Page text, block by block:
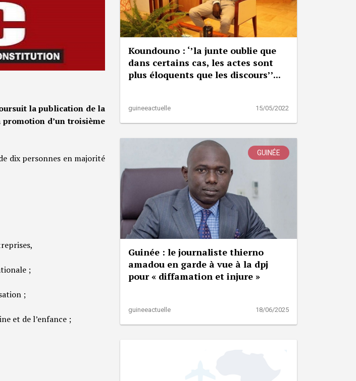
la publication de la
d’un troisième
dix personnes en majorité
;
;
et de l’enfance ;
Koundouno : ‘’la junte oublie que
dans certains cas, les actes sont
plus éloquents que les discours’’...
guineeactuelle 15/05/2022
GUINÉE
Guinée : le journaliste thierno
amadou en garde à vue à la dpj
pour « diffamation et injure »
guineeactuelle 18/06/2025